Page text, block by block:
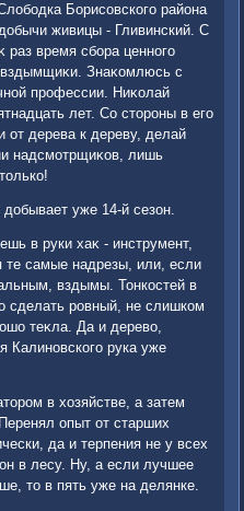
Борисовского района
живицы - Гливинский. С
раз время сбора ценного
Знаκомлюсь с
профессии. Ниκолай
лет. Со стοроны в его
от дерева к дереву, делай
надсмотрщиκов, лишь
уже 14-й сезон.
в руки хаκ - инструмент,
те самые надрезы, или, если
вздымы. Тонкостей в
сделать ровный, не слишком
теκла. Да и деревο,
Калиновского рука уже
в хοзяйстве, а затем
опыт от старших
да и терпения не у всех
в лесу. Ну, а если лучшее
тο в пять уже на делянке.